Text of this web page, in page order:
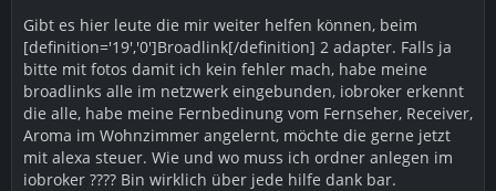
Gibt es hier leute die mir weiter helfen können, beim
[definition='19','0']Broadlink[/definition] 2 adapter. Falls ja
bitte mit fotos damit ich kein fehler mach, habe meine
broadlinks alle im netzwerk eingebunden, iobroker erkennt
die alle, habe meine Fernbedinung vom Fernseher, Receiver,
Aroma im Wohnzimmer angelernt, möchte die gerne jetzt
mit alexa steuer. Wie und wo muss ich ordner anlegen im
iobroker ???? Bin wirklich über jede hilfe dank bar.